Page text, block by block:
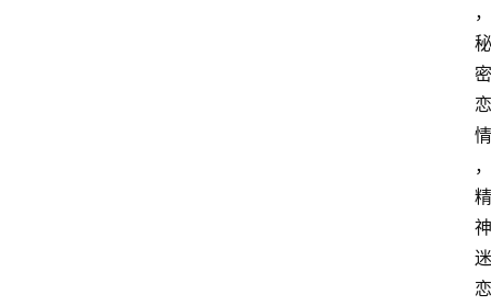
，
秘
密
恋
情
，
精
神
迷
恋